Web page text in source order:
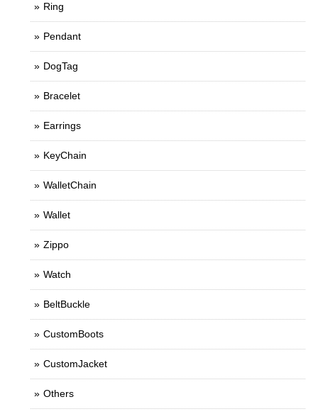
Ring
Pendant
DogTag
Bracelet
Earrings
KeyChain
WalletChain
Wallet
Zippo
Watch
BeltBuckle
CustomBoots
CustomJacket
Others